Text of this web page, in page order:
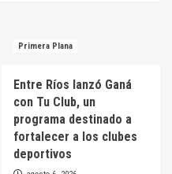
Primera Plana
Entre Ríos lanzó Ganá
con Tu Club, un
programa destinado a
fortalecer a los clubes
deportivos